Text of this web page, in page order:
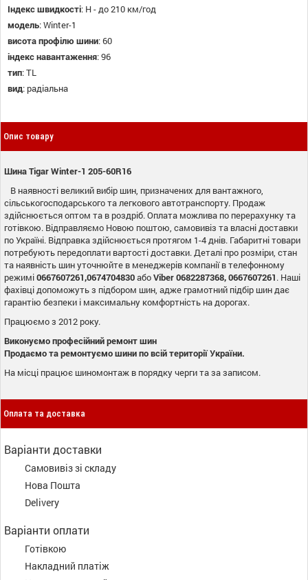
Індекс швидкості: H - до 210 км/год
модель:Winter-1
висота профілю шини:60
індекс навантаження:96
тип:TL
вид: радіальна
Опис товару
Шина Tigar Winter-1 205-60R16
В наявності великий вибір шин, призначених для вантажного,
сільськогосподарського та легкового автотранспорту. Продаж
здійснюється оптом та в роздріб. Оплата можлива по перерахунку та
готівкою. Відправляємо Новою поштою, самовивіз та власні доставки
по Україні. Відправка здійснюється протягом 1-4 днів. Габаритні товари
потребують передоплати вартості доставки. Деталі про розміри, стан
та наявність шин уточнюйте в менеджерів компанії в телефонному
режимі0667607261,0674704830абоViber 0682287368, 0667607261. Наші
фахівці допоможуть з підбором шин, адже грамотний підбір шин дає
гарантію безпеки і максимальну комфортність на дорогах.
Працюємо з 2012 року.
Виконуємо професійний ремонт шин
Продаємо та ремонтуємо шини по всій території України.
На місці працює шиномонтаж в порядку черги та за записом.
Оплата та доставка
Варіанти доставки
Самовивіз зі складу
Нова Пошта
Delivery
Варіанти оплати
Готівкою
Накладний платіж